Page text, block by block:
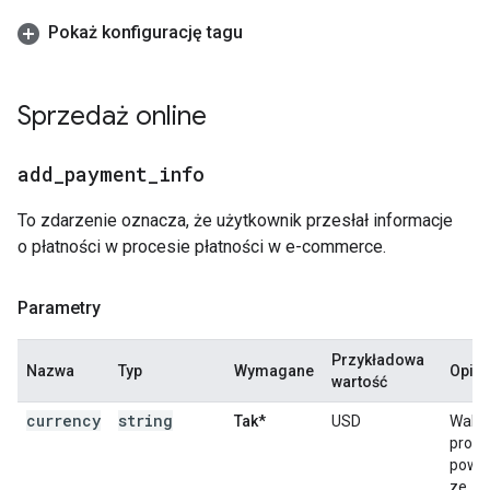
Pokaż konfigurację tagu
Sprzedaż online
add payment info
To zdarzenie oznacza, że użytkownik przesłał informacje
o płatności w procesie płatności w e-commerce.
Parametry
Nazwa Typ Wymagane
Przykładowa
wartość
Opis
currency string Tak* USD